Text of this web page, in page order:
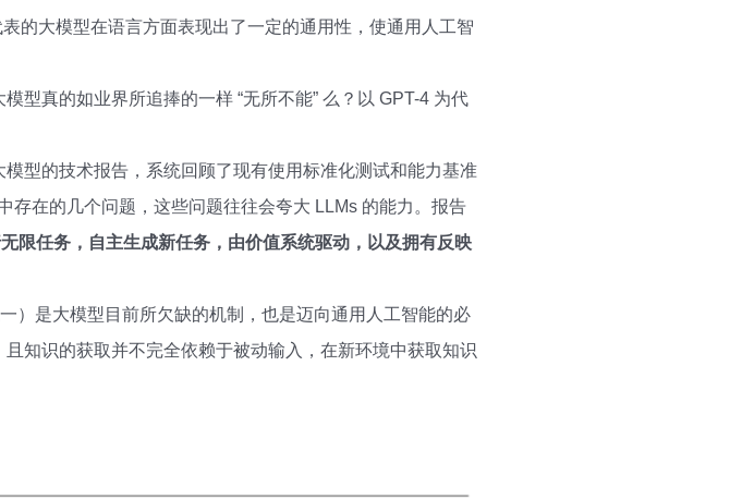
的大模型在语言方面表现出了一定的通用性，使通用人工智
型真的如业界所追捧的一样 “无所不能” 么？以 GPT-4 为代
型的技术报告，系统回顾了现有使用标准化测试和能力基准
存在的几个问题，这些问题往往会夸大 LLMs 的能力。报告
限任务，自主生成新任务，由价值系统驱动，以及拥有反映
）是大模型目前所欠缺的机制，也是迈向通用人工智能的必
知识的获取并不完全依赖于被动输入，在新环境中获取知识